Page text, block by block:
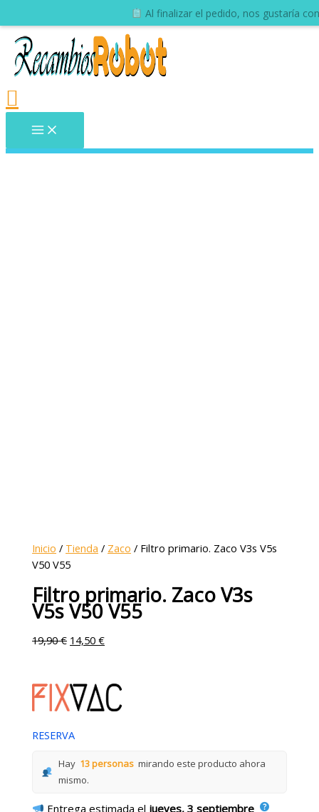
Al finalizar el pedido, nos gustaría
Inicio / Tienda / Zaco / Filtro primario. Zaco V3s V5s
V50 V55
Filtro primario. Zaco V3s
V5s V50 V55
19,90€ 14,50€
RESERVA
Hay 13 personas mirando este producto ahora
mismo.
Entrega estimada el jueves, 3 septiembre